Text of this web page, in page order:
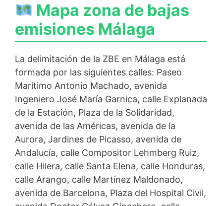
Mapa zona de bajas
emisiones Málaga
La delimitación de la ZBE en Málaga está
formada por las siguientes calles: Paseo
Marítimo Antonio Machado, avenida
Ingeniero José María Garnica, calle Explanada
de la Estación, Plaza de la Solidaridad,
avenida de las Américas, avenida de la
Aurora, Jardines de Picasso, avenida de
Andalucía, calle Compositor Lehmberg Ruiz,
calle Hilera, calle Santa Elena, calle Honduras,
calle Arango, calle Martínez Maldonado,
avenida de Barcelona, Plaza del Hospital Civil,